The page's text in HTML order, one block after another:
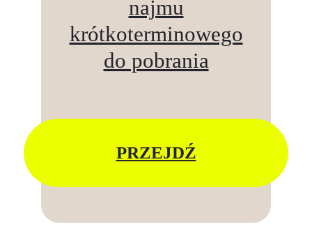
najmu
krótkoterminowego
do pobrania
PRZEJDŹ